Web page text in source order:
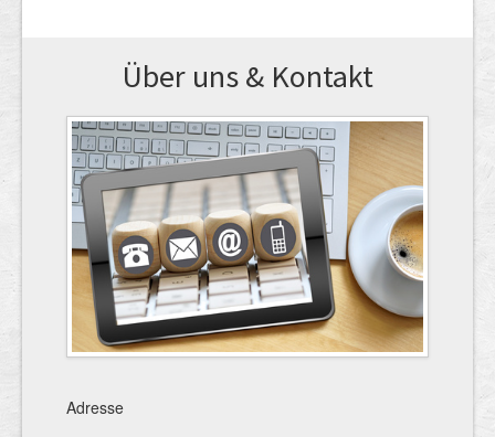
Über uns & Kontakt
Adresse